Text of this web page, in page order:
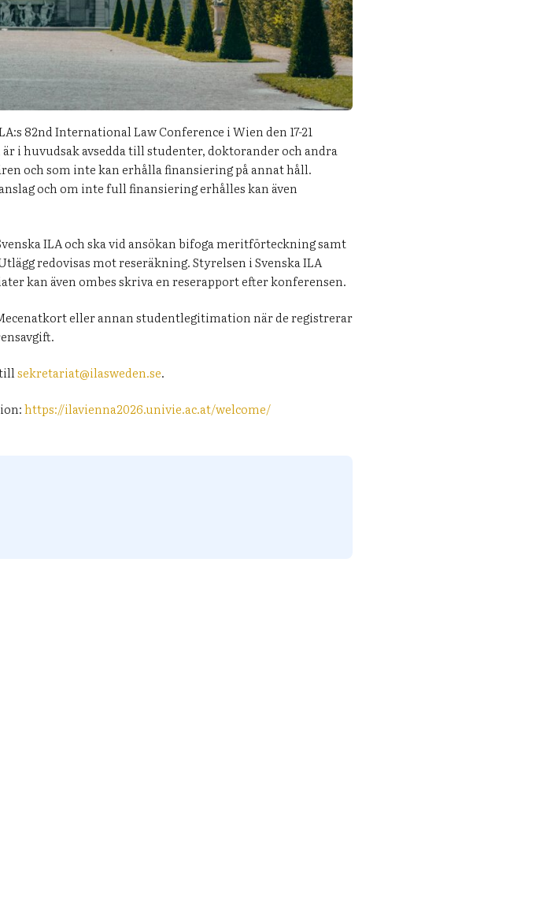
82nd International Law Conference i Wien den 17-21
i huvudsak avsedda till studenter, doktorander och andra
och som inte kan erhålla finansiering på annat håll.
och om inte full finansiering erhålles kan även
ILA och ska vid ansökan bifoga meritförteckning samt
redovisas mot reseräkning. Styrelsen i Svenska ILA
kan även ombes skriva en reserapport efter konferensen.
eller annan studentlegitimation när de registrerar
tillsekretariat@ilasweden.se.
https://ilavienna2026.univie.ac.at/welcome/